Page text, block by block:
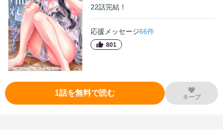
22話完結！
応援メッセージ66件
801
1話を無料で読む キープ